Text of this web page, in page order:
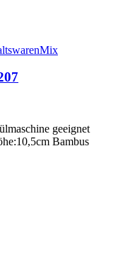
Mix
geeignet
Bambus